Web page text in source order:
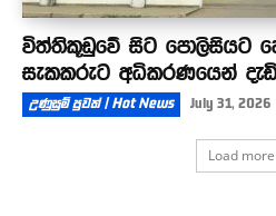
විත්තිකූඩුවේ සිට පොලිසියට
සැකකරුට අධිකරණයෙන්
උණුසුම් පුවත් | Hot News July 31, 2026
Load more